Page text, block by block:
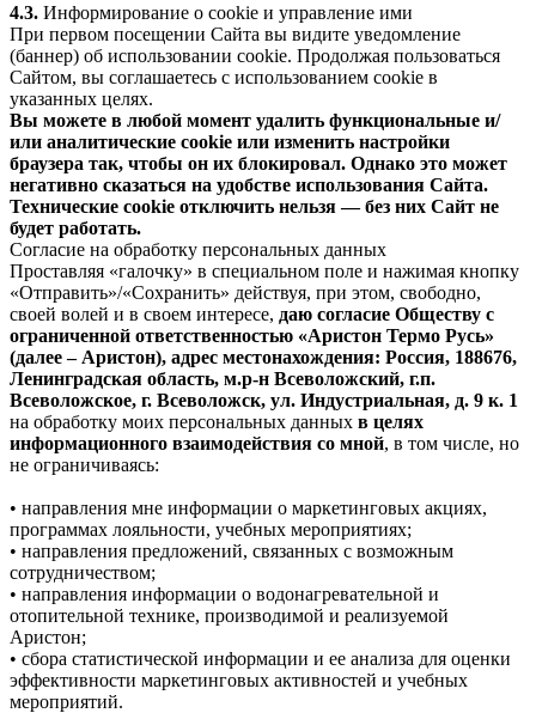
4.3. Информирование о cookie и управление ими
При первом посещении Сайта вы видите уведомление
(баннер) об использовании cookie. Продолжая пользоваться
Сайтом, вы соглашаетесь с использованием cookie в
указанных целях.
Вы можете в любой момент удалить функциональные и/
или аналитические cookie или изменить настройки
браузера так, чтобы он их блокировал. Однако это может
негативно сказаться на удобстве использования Сайта.
Технические cookie отключить нельзя — без них Сайт не
будет работать.
Согласие на обработку персональных данных
Проставляя «галочку» в специальном поле и нажимая кнопку
«Отправить»/«Сохранить» действуя, при этом, свободно,
своей волей и в своем интересе, даю согласие Обществу с
ограниченной ответственностью «Аристон Термо Русь»
(далее – Аристон), адрес местонахождения: Россия, 188676,
Ленинградская область, м.р-н Всеволожский, г.п.
Всеволожское, г. Всеволожск, ул. Индустриальная, д. 9 к. 1
на обработку моих персональных данных в целях
информационного взаимодействия со мной, в том числе, но
не ограничиваясь:
• направления мне информации о маркетинговых акциях,
программах лояльности, учебных мероприятиях;
• направления предложений, связанных с возможным
сотрудничеством;
• направления информации о водонагревательной и
отопительной технике, производимой и реализуемой
Аристон;
• сбора статистической информации и ее анализа для оценки
эффективности маркетинговых активностей и учебных
мероприятий.